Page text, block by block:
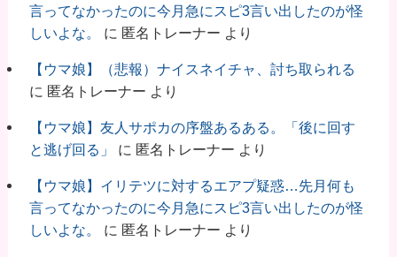
言ってなかったのに今月急にスピ3言い出したのが怪
しいよな。
に 匿名トレーナー より
【ウマ娘】（悲報）ナイスネイチャ、討ち取られる
に 匿名トレーナー より
【ウマ娘】友人サポカの序盤あるある。「後に回す
と逃げ回る」
に 匿名トレーナー より
【ウマ娘】イリテツに対するエアプ疑惑…先月何も
言ってなかったのに今月急にスピ3言い出したのが怪
しいよな。
に 匿名トレーナー より